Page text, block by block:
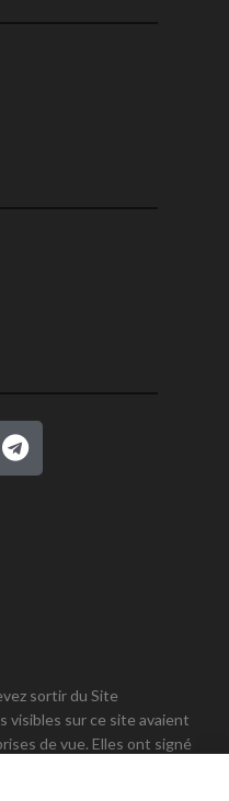
sortir du Site
visibles sur ce site avaient
de vue. Elles ont signé